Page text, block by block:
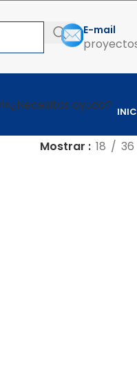
E-mail
¿Necesitas ayuda?
Mostrar 18 36